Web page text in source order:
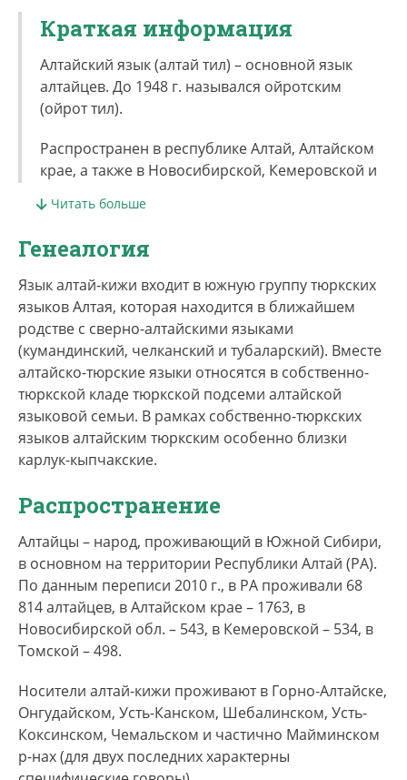
Краткая информация
Алтайский язык (алтай тил) – основной язык
алтайцев. До 1948 г. назывался ойротским
(ойрот тил).
Распространен в республике Алтай, Алтайском
крае, а также в Новосибирской, Кемеровской и
алтайцев более 67 тыс. человек, а вместе с
теленгитами, тубаларами и чалканцами более
74 тыс. Носители алтай-кижи проживают в
Горно-Алтайске, Онгудайском, Усть-Канском,
Шебалинском, Усть-Коксинском, Чемальском и
частично Майминском районах.
Алтайцы проживают преимущественно в
сельской местности, но доля горожан в общей
численности повышается. По данным переписи
2010 г., в городах проживали 16 915 алтайцев
22,78% от всех алтайцев; число сельских
жителей среди алтайцев – 57 323 (51 353 без
субэтносов), т.е. 77,21% (76,21%). В РА
насчитывалось 48 583 (44 606 без субэтоносов)
алтайца, владеющих алтайским, т.е. 65,44%
(66,2%).
Читать больше
Генеалогия
Язык алтай-кижи входит в южную группу тюркских
языков Алтая, которая находится в ближайшем
родстве с сверно-алтайскими языками
(кумандинский, челканский и тубаларский). Вместе
алтайско-тюрские языки относятся в собственно-
тюркской кладе тюркской подсеми алтайской
языковой семьи. В рамках собственно-тюркских
языков алтайским тюркским особенно близки
карлук-кыпчакские.
Распространение
Алтайцы – народ, проживающий в Южной Сибири,
в основном на территории Республики Алтай (РА).
По данным переписи 2010 г., в РА проживали 68
814 алтайцев, в Алтайском крае – 1763, в
Новосибирской обл. – 543, в Кемеровской – 534, в
Томской – 498.
Носители алтай-кижи проживают в Горно-Алтайске,
Онгудайском, Усть-Канском, Шебалинском, Усть-
Коксинском, Чемальском и частично Майминском
р-нах (для двух последних характерны